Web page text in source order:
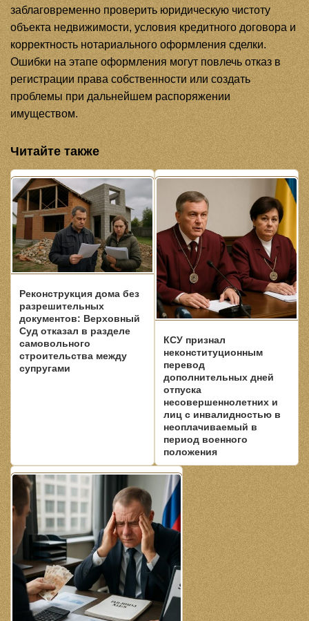
заблаговременно проверить юридическую чистоту
объекта недвижимости, условия кредитного договора и
корректность нотариального оформления сделки.
Ошибки на этапе оформления могут повлечь отказ в
регистрации права собственности или создать
проблемы при дальнейшем распоряжении
имуществом.
Читайте также
Реконструкция дома без
разрешительных
документов: Верховный
Суд отказал в разделе
самовольного
строительства между
супругами
КСУ признал
неконституционным
перевод
дополнительных дней
отпуска
несовершеннолетних и
лиц с инвалидностью в
неоплачиваемый в
период военного
положения